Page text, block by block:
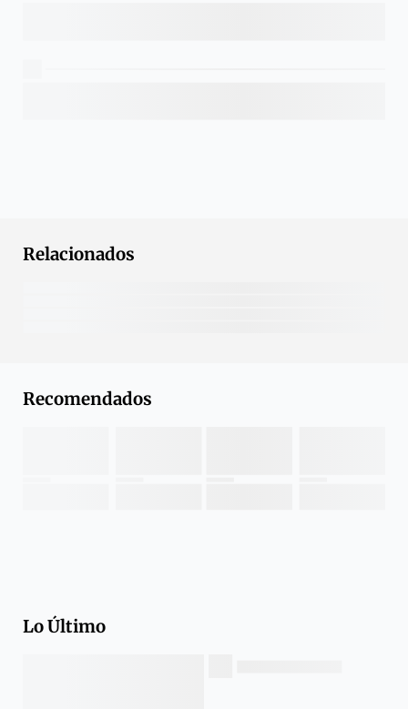
Relacionados
Recomendados
Lo Último